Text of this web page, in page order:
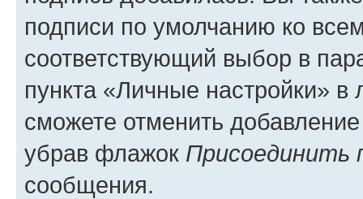
подписи по умолчанию ко
соответствующий выбор в
пункта «Личные настройки»
сможете отменить
убрав флажок Присоединить
сообщения.